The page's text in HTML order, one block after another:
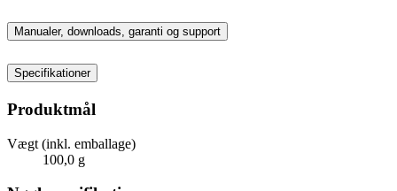
Manualer, downloads, garanti og support
Specifikationer
Produktmål
Vægt (inkl. emballage)
100,0 g